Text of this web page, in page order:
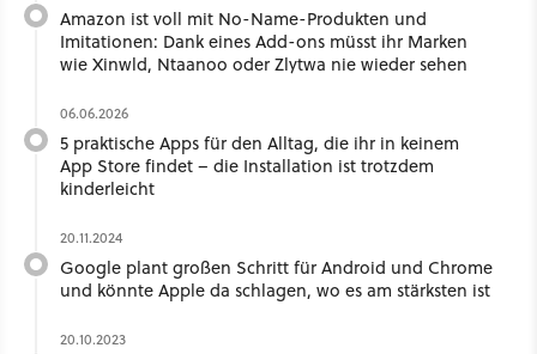
Amazon ist voll mit No-Name-Produkten und
Imitationen: Dank eines Add-ons müsst ihr Marken
wie Xinwld, Ntaanoo oder Zlytwa nie wieder sehen
06.06.2026
5 praktische Apps für den Alltag, die ihr in keinem
App Store findet – die Installation ist trotzdem
kinderleicht
20.11.2024
Google plant großen Schritt für Android und Chrome
und könnte Apple da schlagen, wo es am stärksten ist
20.10.2023